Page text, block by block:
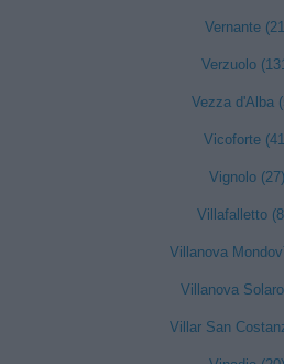
Vernante
Verzuolo
Vezza d'Alba
Vicoforte
Vignolo (27)
Villafalletto
Villanova
Villanova
Villar San